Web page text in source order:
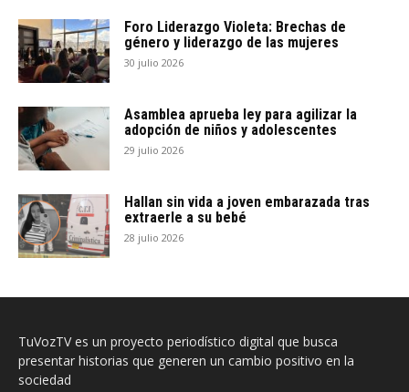
Foro Liderazgo Violeta: Brechas de
género y liderazgo de las mujeres
30 julio 2026
Asamblea aprueba ley para agilizar la
adopción de niños y adolescentes
29 julio 2026
Hallan sin vida a joven embarazada tras
extraerle a su bebé
28 julio 2026
TuVozTV es un proyecto periodístico digital que busca
presentar historias que generen un cambio positivo en la
sociedad